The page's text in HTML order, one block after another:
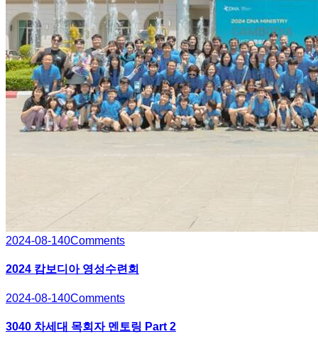
2024-08-140Comments
2024 캄보디아 영성수련회
2024-08-140Comments
3040 차세대 목회자 멘토링 Part 2